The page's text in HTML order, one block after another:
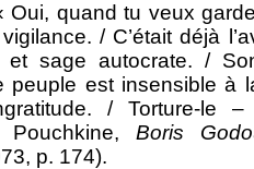
Oui, quand tu veux
/ C’était déjà
et sage autocrate. /
peuple est insensible à
/ Torture-le
Pouchkine, Boris
p. 174).